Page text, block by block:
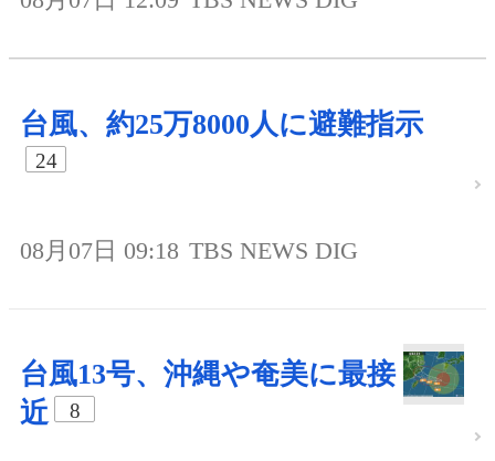
台風、約25万8000人に避難指示
24
08月07日 09:18 TBS NEWS DIG
台風13号、沖縄や奄美に最接
近
8